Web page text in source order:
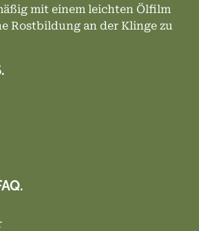
mit einem leichten Ölfilm
Rostbildung an der Klinge zu